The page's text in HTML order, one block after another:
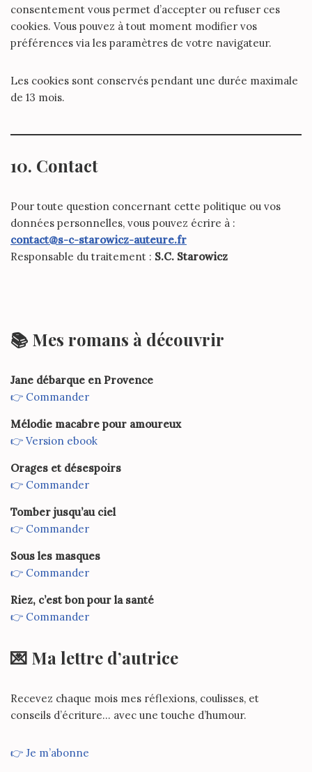
consentement vous permet d’accepter ou refuser ces
cookies. Vous pouvez à tout moment modifier vos
préférences via les paramètres de votre navigateur.
Les cookies sont conservés pendant une durée maximale
de 13 mois.
10. Contact
Pour toute question concernant cette politique ou vos
données personnelles, vous pouvez écrire à :
contact@s-c-starowicz-auteure.fr
Responsable du traitement : S.C. Starowicz
📚 Mes romans à découvrir
Jane débarque en Provence
👉 Commander
Mélodie macabre pour amoureux
👉 Version ebook
Orages et désespoirs
👉 Commander
Tomber jusqu’au ciel
👉 Commander
Sous les masques
👉 Commander
Riez, c’est bon pour la santé
👉 Commander
💌 Ma lettre d’autrice
Recevez chaque mois mes réflexions, coulisses, et
conseils d’écriture… avec une touche d’humour.
👉 Je m’abonne